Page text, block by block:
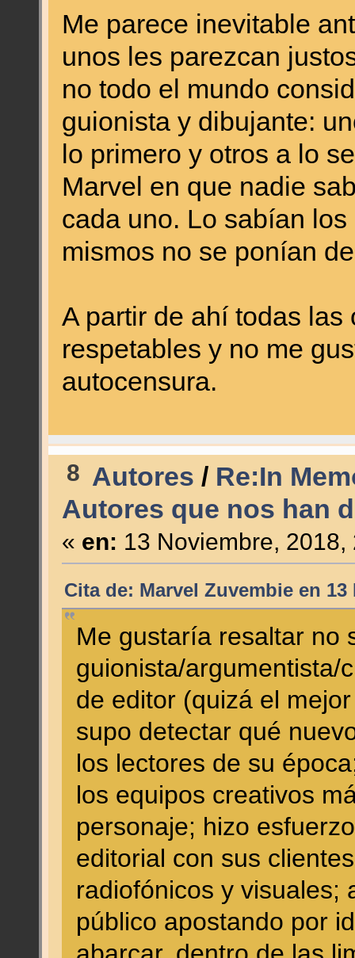
Me parece inevitable
unos les parezcan
no todo el mundo
guionista y dibujante:
lo primero y otros a lo
Marvel en que nadie
cada uno. Lo sabían
mismos no se ponían
A partir de ahí todas
respetables y no me
autocensura.
8 Autores / Re:In
Autores que nos han
« en: 13 Noviembre, 2018,
Cita de: Marvel Zuvembie en 13
Me gustaría resaltar no
guionista/argumentista/
de editor (quizá el
supo detectar qué
los lectores de su
los equipos creativos
personaje; hizo
editorial con sus
radiofónicos y visuales;
público apostando por